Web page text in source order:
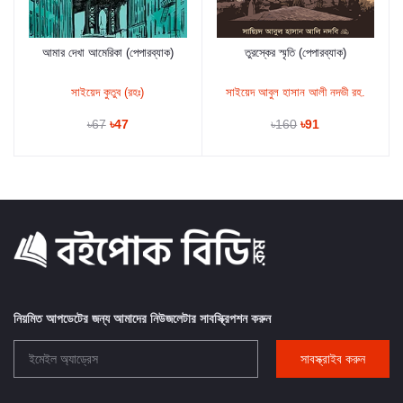
কার্টে যুক্ত করুন
আমার দেখা আমেরিকা (পেপারব্যাক)
সাইয়েদ কুতুব (রহঃ)
৳67 ৳47
কার্টে যুক্ত করুন
তুরস্কের স্মৃতি (পেপারব্যাক)
সাইয়েদ আবুল হাসান আলী নদভী রহ.
৳160 ৳91
নিয়মিত আপডেটের জন্য আমাদের নিউজলেটার সাবস্ক্রিপশন করুন
সাবস্ক্রাইব করুন